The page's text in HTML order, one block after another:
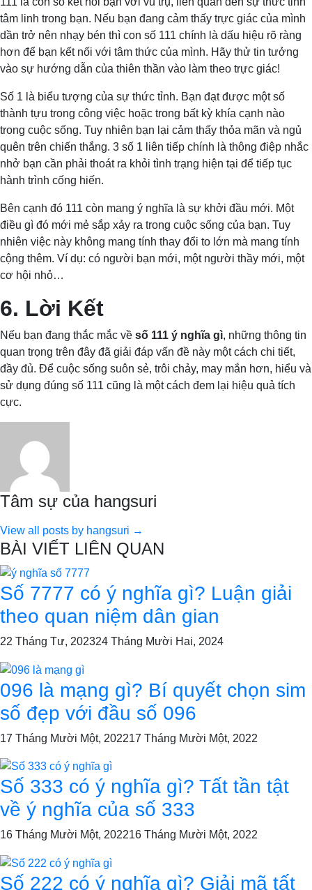
tâm linh trong bạn. Nếu bạn đang cảm thấy trực giác của mình
dần trở nên nhạy bén thì con số 111 chính là dấu hiệu rõ ràng
hơn để bạn kết nối với tâm thức của mình. Hãy thử tin tưởng
vào sự hướng dẫn của thiên thần vào làm theo trực giác!
Số 1 là biểu tượng của sự thức tỉnh. Bạn đạt được một số
thành tựu trong công việc hoặc trong bất kỳ khía cạnh nào
trong cuộc sống. Tuy nhiên bạn lại cảm thấy thỏa mãn và ngủ
quên trên chiến thắng. 3 số 1 liên tiếp chính là thông điệp nhắc
nhở bạn cần phải thoát ra khỏi tình trạng hiện tại để tiếp tục
hành trình cống hiến.
Bên cạnh đó 111 còn mang ý nghĩa là sự khởi đầu mới. Một
điều gì đó mới mẻ sắp xảy ra trong cuộc sống của bạn. Tuy
nhiên việc này không mang tính thay đổi to lớn mà mang tính
cộng thêm. Ví dụ: có người bạn mới, một người thầy mới, một
cơ hội nhỏ…
6. Lời Kết
Nếu bạn đang thắc mắc về số 111 ý nghĩa gì, những thông tin
quan trọng trên đây đã giải đáp vấn đề này một cách chi tiết,
đầy đủ. Để cuộc sống suôn sẻ, trôi chảy, may mắn hơn, hiểu và
sử dụng đúng số 111 cũng là một cách đem lại hiệu quả tích
cực.
Tâm sự của hangsuri
View all posts by hangsuri →
BÀI VIẾT LIÊN QUAN
Số 7777 có ý nghĩa gì? Luận giải
theo quan niệm dân gian
22 Tháng Tư, 202324 Tháng Mười Hai, 2024
096 là mạng gì? Bí quyết chọn sim
số đẹp với đầu số 096
17 Tháng Mười Một, 202217 Tháng Mười Một, 2022
Số 333 có ý nghĩa gì? Tất tần tật
về ý nghĩa của số 333
16 Tháng Mười Một, 202216 Tháng Mười Một, 2022
Số 222 có ý nghĩa gì? Giải mã tất